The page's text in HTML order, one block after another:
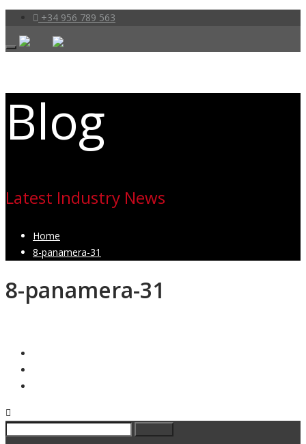
+34 956 789 563
Blog
Latest Industry News
Home
8-panamera-31
8-panamera-31
Buscar: